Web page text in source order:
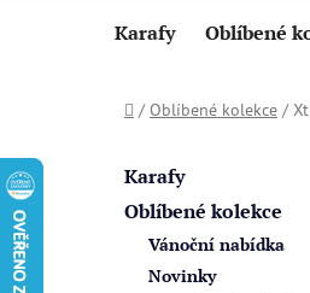
Karafy Oblíbené
Domů
/ Oblíbené kolekce /
kategorie
Karafy
Oblíbené kolekce
Vánoční nabídka
Novinky